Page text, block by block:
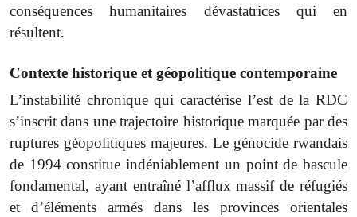
conséquences humanitaires dévastatrices qui en
résultent.
Contexte historique et géopolitique contemporaine
L’instabilité chronique qui caractérise l’est de la RDC
s’inscrit dans une trajectoire historique marquée par des
ruptures géopolitiques majeures. Le génocide rwandais
de 1994 constitue indéniablement un point de bascule
fondamental, ayant entraîné l’afflux massif de réfugiés
et d’éléments armés dans les provinces orientales